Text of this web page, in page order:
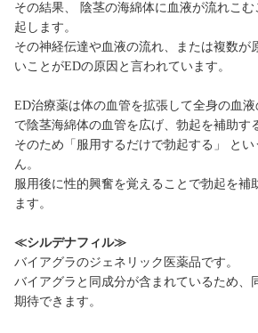
その結果、 陰茎の海綿体に血液が流れこ
起します。
その神経伝達や血液の流れ、または複数が
いことがEDの原因と言われています。
ED治療薬は体の血管を拡張して全身の血
で陰茎海綿体の血管を広げ、勃起を補助す
そのため「服用するだけで勃起する」 と
ん。
服用後に性的興奮を覚えることで勃起を補
ます。
≪シルデナフィル≫
バイアグラのジェネリック医薬品です。
バイアグラと同成分が含まれているため、
期待できます。